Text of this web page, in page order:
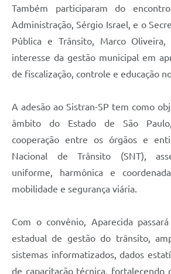
Agenda
Diário Oficial
FAQ
Também participaram do
Administração, Sérgio Israel, e o
Pública e Trânsito, Marco
interesse da gestão municipal em
de fiscalização, controle e educação
A adesão ao Sistran-SP tem como
âmbito do Estado de São
cooperação entre os órgãos e
Nacional de Trânsito (SNT),
uniforme, harmônica e
mobilidade e segurança viária.
Com o convênio, Aparecida
estadual de gestão do trânsito,
sistemas informatizados, dados
de capacitação técnica, fortalecendo